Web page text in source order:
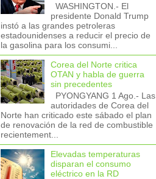
WASHINGTON.- El
presidente Donald Trump
instó a las grandes petroleras
estadounidenses a reducir el precio de
la gasolina para los consumi...
Corea del Norte critica
OTAN y habla de guerra
sin precedentes
PYONGYANG 1 Ago.- Las
autoridades de Corea del
Norte han criticado este sábado el plan
de renovación de la red de combustible
recientement...
Elevadas temperaturas
disparan el consumo
eléctrico en la RD